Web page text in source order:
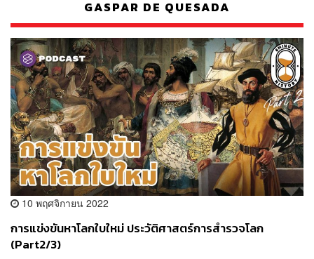
GASPAR DE QUESADA
10 พฤศจิกายน 2022
การแข่งขันหาโลกใบใหม่ ประวัติศาสตร์การสำรวจโลก
(Part2/3)